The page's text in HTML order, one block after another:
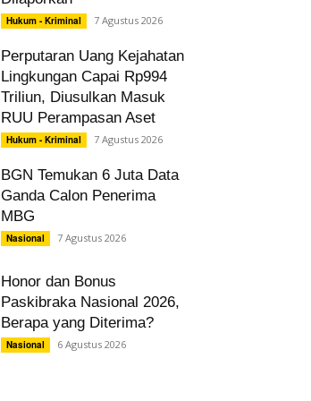
Hukum - Kriminal 7 Agustus 2026
Perputaran Uang Kejahatan
Lingkungan Capai Rp994
Triliun, Diusulkan Masuk
RUU Perampasan Aset
Hukum - Kriminal 7 Agustus 2026
BGN Temukan 6 Juta Data
Ganda Calon Penerima
MBG
Nasional 7 Agustus 2026
Honor dan Bonus
Paskibraka Nasional 2026,
Berapa yang Diterima?
Nasional 6 Agustus 2026